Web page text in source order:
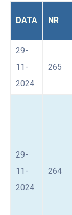
Integritate
Contact
DATA NR
29-
11-
2024
265
29-
11-
2024
264